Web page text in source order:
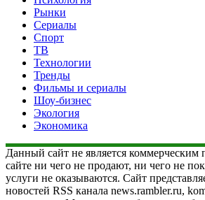
Рынки
Сериалы
Спорт
ТВ
Технологии
Тренды
Фильмы и сериалы
Шоу-бизнес
Экология
Экономика
Данный сайт не является коммерческим
сайте ни чего не продают, ни чего не
услуги не оказываются. Сайт
новостей RSS канала news.rambler.ru,